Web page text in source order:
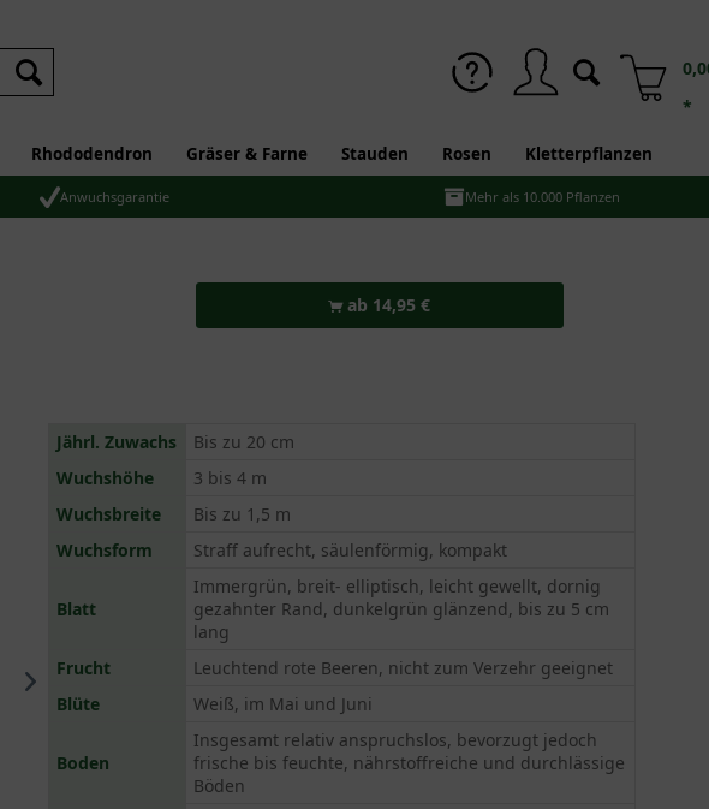
*
Rhododendron Gräser & Farne Stauden Rosen Kletterpflanzen
Anwuchsgarantie Mehr als 10.000 Pflanzen
ab 14,95 €
Jährl. Zuwachs
Bis zu 20 cm
Wuchshöhe
3 bis 4 m
Wuchsbreite
Bis zu 1,5 m
Wuchsform
Straff aufrecht, säulenförmig, kompakt
Blatt
Immergrün, breit- elliptisch, leicht gewellt, dornig
gezahnter Rand, dunkelgrün glänzend, bis zu 5 cm
lang
Frucht
Leuchtend rote Beeren, nicht zum Verzehr geeignet
Blüte
Weiß, im Mai und Juni
Boden
Insgesamt relativ anspruchslos, bevorzugt jedoch
frische bis feuchte, nährstoffreiche und durchlässige
Böden